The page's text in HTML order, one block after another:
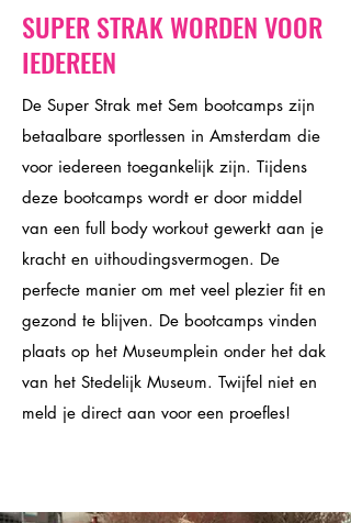
SUPER STRAK WORDEN VOOR
IEDEREEN
De Super Strak met Sem bootcamps zijn
betaalbare sportlessen in Amsterdam die
voor iedereen toegankelijk zijn. Tijdens
deze bootcamps wordt er door middel
van een full body workout gewerkt aan je
kracht en uithoudingsvermogen. De
perfecte manier om met veel plezier fit en
gezond te blijven. De bootcamps vinden
plaats op het Museumplein onder het dak
van het Stedelijk Museum. Twijfel niet en
meld je direct aan voor een proefles!